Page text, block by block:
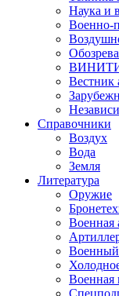
Наука и
Военно-
Вестник
Справочники
Воздух
Вода
Земля
Литература
Оружие
Военная
Военная